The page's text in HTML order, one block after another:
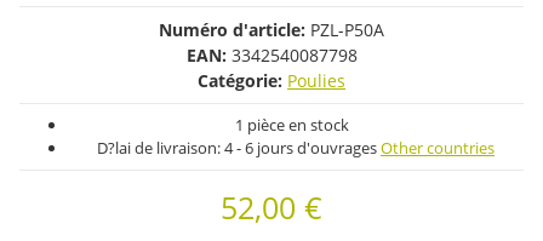
Numéro d'article: PZL-P50A
EAN: 3342540087798
Catégorie: Poulies
1 pièce en stock
D?lai de livraison:4 - 6 jours d'ouvragesOther countries
52,00 €